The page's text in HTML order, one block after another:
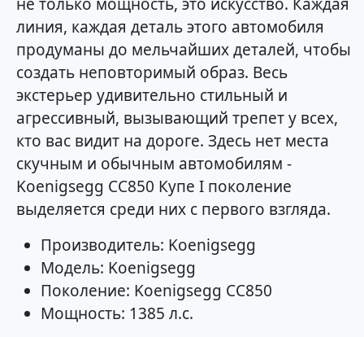
линия, каждая деталь этого автомобиля
продуманы до мельчайших деталей, чтобы
создать неповторимый образ. Весь
экстерьер удивительно стильный и
агрессивный, вызывающий трепет у всех,
кто вас видит на дороге. Здесь нет места
скучным и обычным автомобилям -
Koenigsegg CC850 Купе I поколение
выделяется среди них с первого взгляда.
Производитель: Koenigsegg
Модель: Koenigsegg
Поколение: Koenigsegg CC850
Мощность: 1385 л.с.